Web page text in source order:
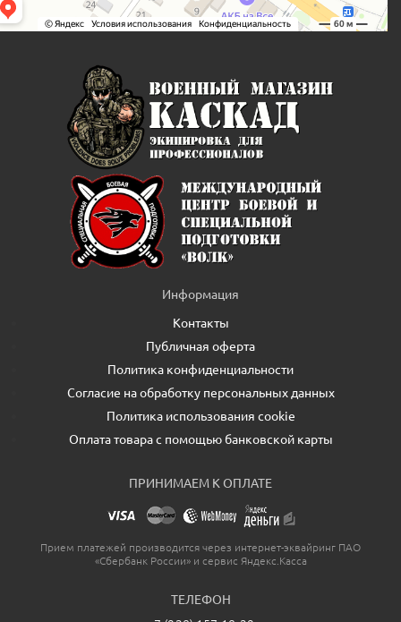
Информация
Контакты
Публичная оферта
Политика конфиденциальности
Согласие на обработку персональных данных
Политика использования cookie
Оплата товара с помощью банковской карты
ПРИНИМАЕМ К ОПЛАТЕ
Прием платежей производится через интернет-эквайринг ПАО
«Сбербанк России» и сервис Яндекс.Касса
ТЕЛЕФОН